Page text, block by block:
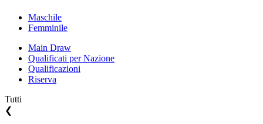
Maschile
Femminile
Main Draw
Qualificati per Nazione
Qualificazioni
Riserva
Tutti
❮